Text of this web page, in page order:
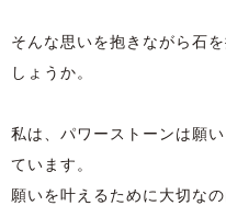
そんな思いを抱きながら石
しょうか。
私は、パワーストーンは願
ています。
願いを叶えるために大切な